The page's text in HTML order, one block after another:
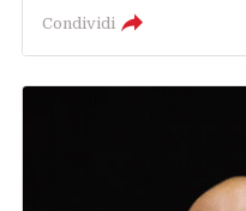
Condividi